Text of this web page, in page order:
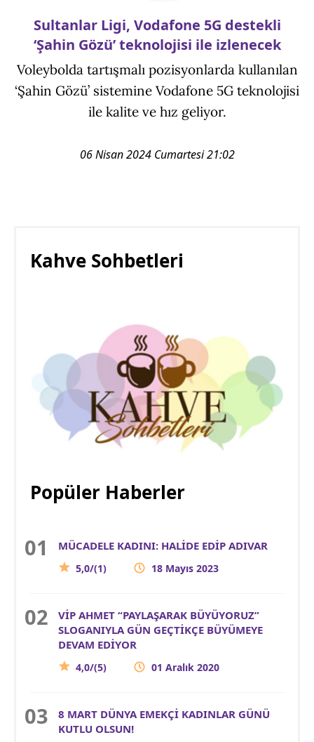
Sultanlar Ligi, Vodafone 5G destekli
‘Şahin Gözü’ teknolojisi ile izlenecek
Voleybolda tartışmalı pozisyonlarda kullanılan
‘Şahin Gözü’ sistemine Vodafone 5G teknolojisi
ile kalite ve hız geliyor.
06 Nisan 2024 Cumartesi 21:02
Kahve Sohbetleri
Popüler Haberler
MÜCADELE KADINI: HALİDE EDİP ADIVAR
5,0/(1) 18 Mayıs 2023
VİP AHMET “PAYLAŞARAK BÜYÜYORUZ”
SLOGANIYLA GÜN GEÇTİKÇE BÜYÜMEYE
DEVAM EDİYOR
4,0/(5) 01 Aralık 2020
8 MART DÜNYA EMEKÇİ KADINLAR GÜNÜ
KUTLU OLSUN!